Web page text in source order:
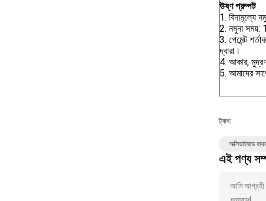
উষ্ণ প্রম্পট
1. বিনামূল্যে
2. নমুনা সময়:
3. পেমেন্ট
দ্বারা।
4. আকার,
5. আমাদের
ট্যাগ:
অক্সিডাইজড
এই পণ্য
আমি আগ্রহী